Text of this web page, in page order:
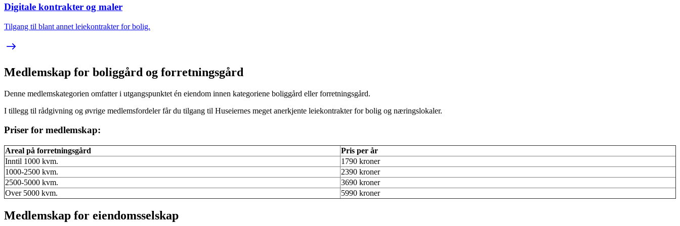
Digitale kontrakter og maler
Tilgang til blant annet leiekontrakter for bolig.
Medlemskap for boliggård og forretningsgård
Denne medlemskategorien omfatter i utgangspunktet én eiendom innen kategoriene boliggård eller forretningsgård.
I tillegg til rådgivning og øvrige medlemsfordeler får du tilgang til Huseiernes meget anerkjente leiekontrakter for bolig og næringslokaler.
Priser for medlemskap:
Areal på forretningsgård
Pris per år
Inntil 1000 kvm.
1790 kroner
1000-2500 kvm.
2390 kroner
2500-5000 kvm.
3690 kroner
Over 5000 kvm.
5990 kroner
Medlemskap for eiendomsselskap